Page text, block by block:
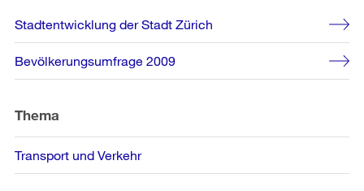
Weitere
Informationen
Stadtentwicklung der Stadt Zürich
Bevölkerungsumfrage 2009
Thema
Transport und Verkehr